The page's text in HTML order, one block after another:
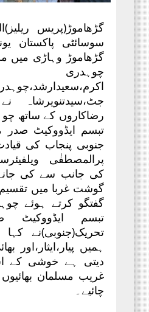
گڑھاموڑ(پریس
گڑھاموڑ وہاڑی میں
چوہدری
جٹ،سیدتنویرشاہ
رضاکاروں کے ساتھ
تبسم ایڈووکیٹ
جنوبی پنجاب کی
پرالمصطفٰی
کی جانب سے کی جانے
گوشت غربا میں
گفتگو کرتے ہوئے
تبسم ایڈووکیٹ
تحریک(جنوبی)نے
ہمیں پیار،ایثار،اور
دیتی ہے خوشی کے
غریب مسلمان بھائیوں
چائیے۔